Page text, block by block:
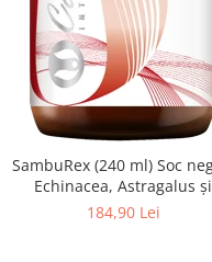
SambuRex (240 ml) Soc
Echinacea, Astragalus şi
vitamina C întăreste
184,90 Lei